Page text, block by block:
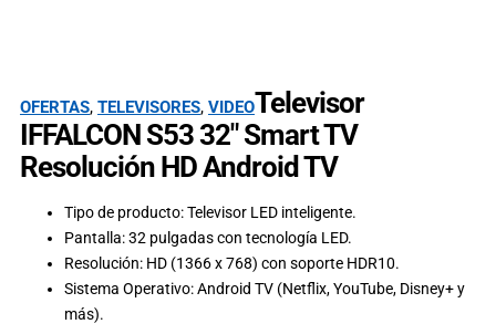
OFERTAS, TELEVISORES, VIDEOTelevisor
IFFALCON S53 32″ Smart TV
Resolución HD Android TV
Tipo de producto: Televisor LED inteligente.
Pantalla: 32 pulgadas con tecnología LED.
Resolución: HD (1366 x 768) con soporte HDR10.
Sistema Operativo: Android TV (Netflix, YouTube, Disney+ y
más).